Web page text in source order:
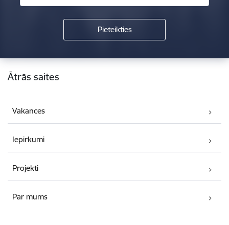
Kājene
Ātrās saites
Vakances
Iepirkumi
Projekti
Par mums